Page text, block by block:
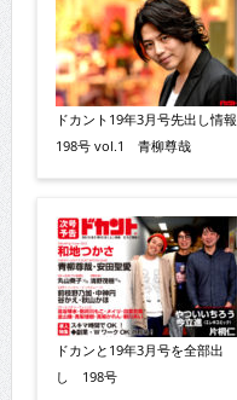
ドカント19年3月号先出し情報
198号 vol.1 青柳尊哉
ドカンと19年3月号を全部出
し 198号